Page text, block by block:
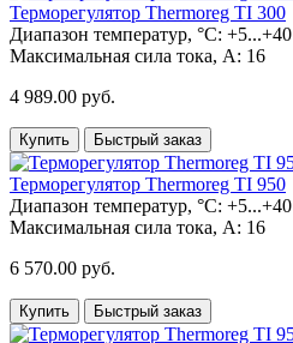
Терморегулятор Thermoreg TI 300
Диапазон температур, °С: +5...+40
Максимальная сила тока, А: 16
4 989.00 руб.
Купить Быстрый заказ
Терморегулятор Thermoreg TI 950
Диапазон температур, °С: +5...+40
Максимальная сила тока, А: 16
6 570.00 руб.
Купить Быстрый заказ